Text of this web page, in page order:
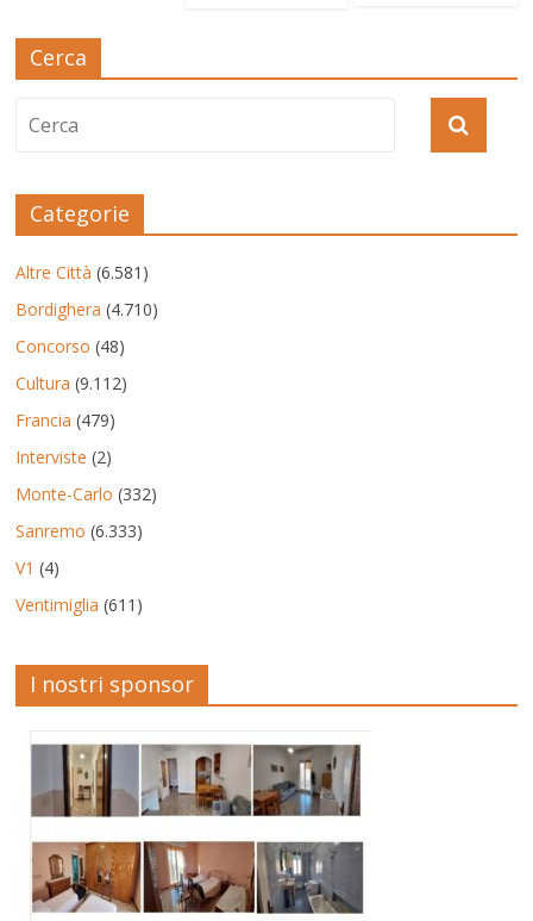
Cerca
Categorie
Altre Città (6.581)
Bordighera (4.710)
Concorso (48)
Cultura (9.112)
Francia (479)
Interviste (2)
Monte-Carlo (332)
Sanremo (6.333)
V1 (4)
Ventimiglia (611)
I nostri sponsor